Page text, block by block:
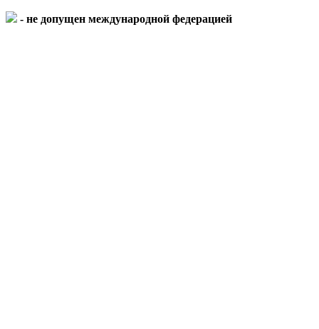
- не допущен международной федерацией